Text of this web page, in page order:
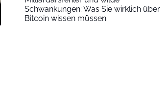
Schwankungen: Was Sie wirklich über
Bitcoin wissen müssen